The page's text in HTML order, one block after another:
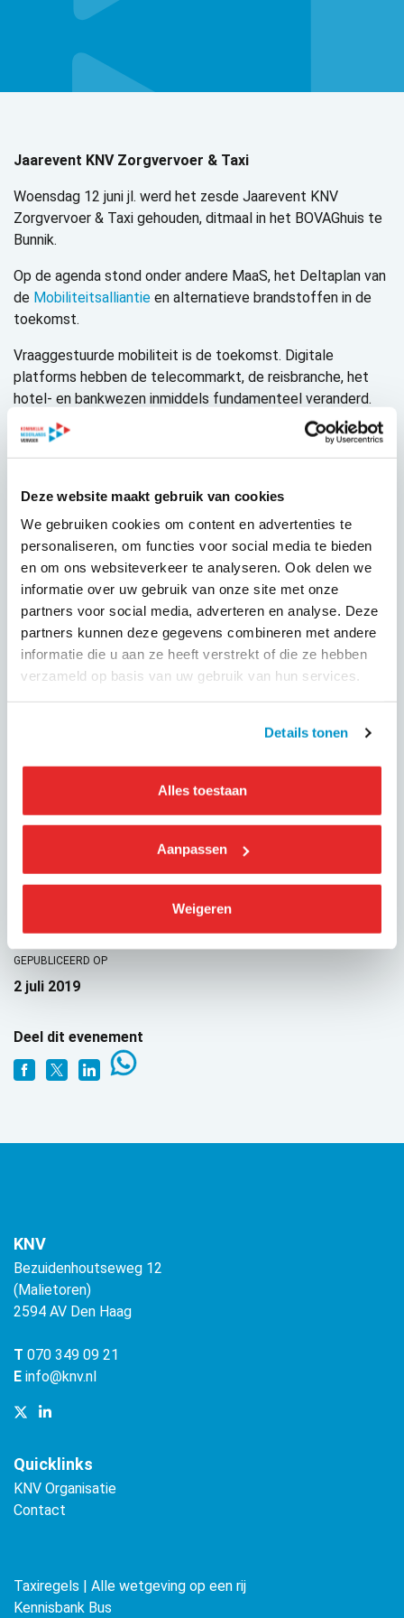
Deze website maakt gebruik van cookies
We gebruiken cookies om content en advertenties te
personaliseren, om functies voor social media te bieden
en om ons websiteverkeer te analyseren. Ook delen we
informatie over uw gebruik van onze site met onze
partners voor social media, adverteren en analyse. Deze
partners kunnen deze gegevens combineren met andere
informatie die u aan ze heeft verstrekt of die ze hebben
verzameld op basis van uw gebruik van hun services.
Details tonen
Alles toestaan
Aanpassen
Weigeren
Jaarevent KNV Zorgvervoer & Taxi
Woensdag 12 juni jl. werd het zesde Jaarevent KNV
Zorgvervoer & Taxi gehouden, ditmaal in het BOVAGhuis te
Bunnik.
Op de agenda stond onder andere MaaS, het Deltaplan van
de Mobiliteitsalliantie en alternatieve brandstoffen in de
toekomst.
Vraaggestuurde mobiliteit is de toekomst. Digitale
platforms hebben de telecommarkt, de reisbranche, het
hotel- en bankwezen inmiddels fundamenteel veranderd.
Digitalisering luidt ook voor de mobiliteitsmarkt een nieuw
tijdperk in, waarin reizigers via één toegangspunt het
plannen en betalen voor verschillende vervoersvormen
een ingrijpende hergroepering binnen een bij uitstek
traditionele markt.
Koninklijk Nederlands Vervoer, al meer dan 100 jaar
specialist in het verbinden van verschillende
mobiliteitsvormen, lanceerde tijdens dit jaarevent het KNV
MaaS-Lab, dat zich richt op het samenbrengen van alle
marktpartijen rondom MaaS om gezamenlijk een MaaS-
ecosysteem in Nederland te ontwikkelen en de juiste
platformen. Wilt u meer weten over het KNV MaaS-Lab of
hieraan deelnemen? Neem dan contact op met onze
beleidsadviseur Sonila Metushi via
GEPUBLICEERD OP
2 juli 2019
Deel dit evenement
KNV
Bezuidenhoutseweg 12
(Malietoren)
2594 AV Den Haag
T 070 349 09 21
E info@knv.nl
Quicklinks
KNV Organisatie
Contact
Taxiregels | Alle wetgeving op een rij
Kennisbank Bus